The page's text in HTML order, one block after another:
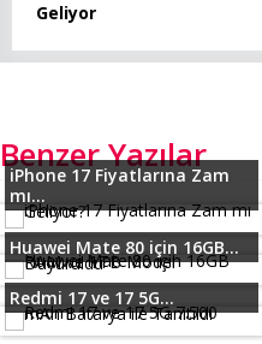
Geliyor
Benzer Yazılar
iPhone 17 Fiyatlarına Zam
mı...
Huawei Mate 80 için 16GB...
Redmi 17 ve 17 5G...